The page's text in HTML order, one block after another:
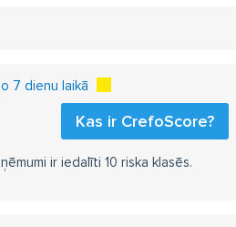
7 dienu laikā
Kas ir CrefoScore?
ir iedalīti 10 riska klasēs.